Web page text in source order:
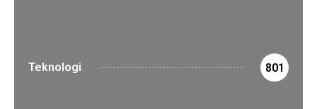
Teknologi 801